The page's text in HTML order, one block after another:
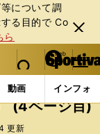
について調
る⽬的で Co
ら
閉じ
る
web Sportiva (webスポルティーバ)
検索
マイペ
ー
ジ
メニュ
動画 インフォ
Tリーグを彩る選
(4ページ目)
更新